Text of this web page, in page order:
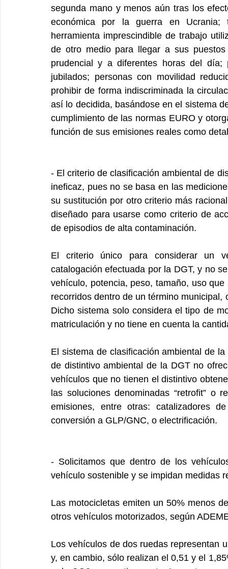
segunda mano y menos aún tras los
económica por la guerra en Ucrania;
herramienta imprescindible de trabajo
de otro medio para llegar a sus
prudencial y a diferentes horas del
jubilados; personas con movilidad
prohibir de forma indiscriminada la
así lo decidida, basándose en el sistema
cumplimiento de las normas EURO y
función de sus emisiones reales como
- El criterio de clasificación ambiental de
ineficaz, pues no se basa en las
su sustitución por otro criterio más
diseñado para usarse como criterio de
de episodios de alta contaminación.
El criterio único para considerar un
catalogación efectuada por la DGT, y no
vehículo, potencia, peso, tamaño, uso
recorridos dentro de un término
Dicho sistema solo considera el tipo de
matriculación y no tiene en cuenta la
El sistema de clasificación ambiental de
de distintivo ambiental de la DGT no
vehículos que no tienen el distintivo
las soluciones denominadas “retrofit” o
emisiones, entre otras: catalizadores
conversión a GLP/GNC, o electrificación.
- Solicitamos que dentro de los
vehículo sostenible y se impidan medidas
Las motocicletas emiten un 50% menos
otros vehículos motorizados, según
Los vehículos de dos ruedas representan
y, en cambio, sólo realizan el 0,51 y el